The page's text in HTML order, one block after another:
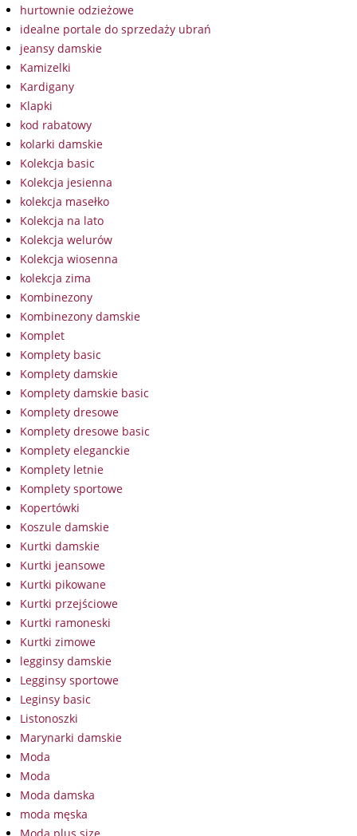
hurtownie odzieżowe
idealne portale do sprzedaży ubrań
jeansy damskie
Kamizelki
Kardigany
Klapki
kod rabatowy
kolarki damskie
Kolekcja basic
Kolekcja jesienna
kolekcja masełko
Kolekcja na lato
Kolekcja welurów
Kolekcja wiosenna
kolekcja zima
Kombinezony
Kombinezony damskie
Komplet
Komplety basic
Komplety damskie
Komplety damskie basic
Komplety dresowe
Komplety dresowe basic
Komplety eleganckie
Komplety letnie
Komplety sportowe
Kopertówki
Koszule damskie
Kurtki damskie
Kurtki jeansowe
Kurtki pikowane
Kurtki przejściowe
Kurtki ramoneski
Kurtki zimowe
legginsy damskie
Legginsy sportowe
Leginsy basic
Listonoszki
Marynarki damskie
Moda
Moda
Moda damska
moda męska